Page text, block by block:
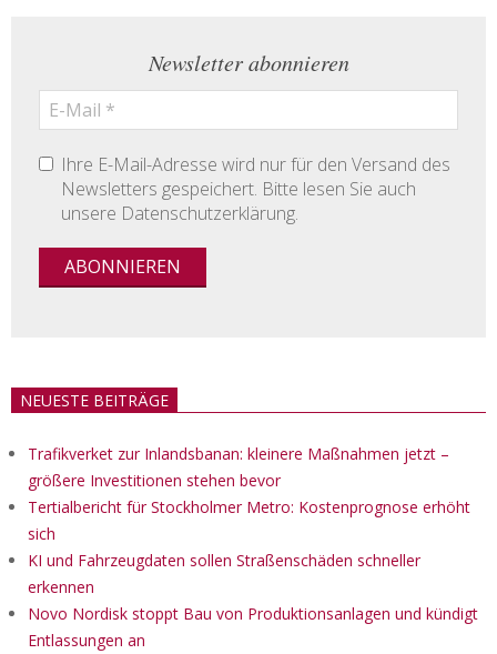
Newsletter abonnieren
Ihre E-Mail-Adresse wird nur für den Versand des
Newsletters gespeichert. Bitte lesen Sie auch
unsere Datenschutzerklärung.
NEUESTE BEITRÄGE
Trafikverket zur Inlandsbanan: kleinere Maßnahmen jetzt –
größere Investitionen stehen bevor
Tertialbericht für Stockholmer Metro: Kostenprognose erhöht
sich
KI und Fahrzeugdaten sollen Straßenschäden schneller
erkennen
Novo Nordisk stoppt Bau von Produktionsanlagen und kündigt
Entlassungen an